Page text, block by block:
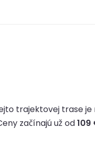
trajektovej trase
začínajú už od109